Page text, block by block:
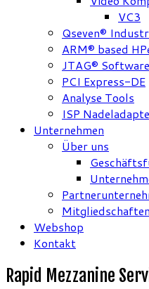
VC3
Qseven®
ARM® based
JTAG®
PCI Express-DE
Analyse Tools
ISP
Unternehmen
Über uns
Mitgliedschaften
Webshop
Kontakt
Rapid Mezzanine